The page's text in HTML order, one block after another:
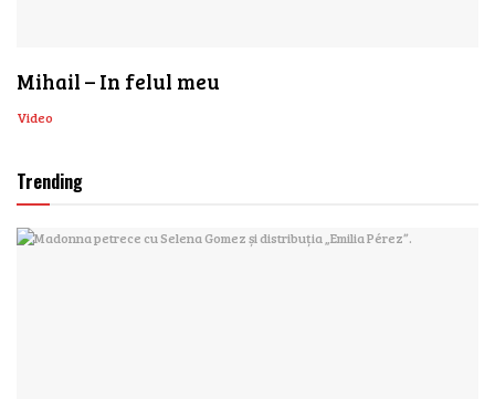
Mihail – In felul meu
Video
Trending